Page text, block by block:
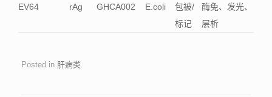
EV64 rAg GHCA002 E.coli
包被/
标记
酶免、发光、
层析
Posted in 肝病类.